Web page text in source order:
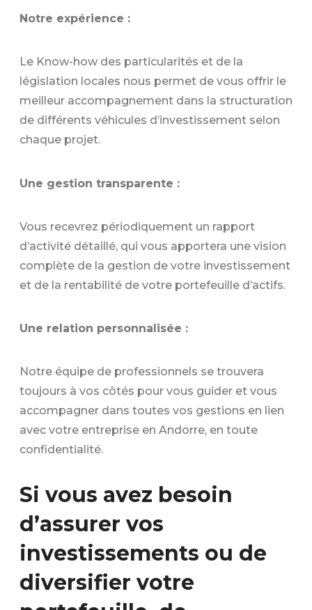
Notre expérience :
Le Know-how des particularités et de la
législation locales nous permet de vous offrir le
meilleur accompagnement dans la structuration
de différents véhicules d’investissement selon
chaque projet.
Une gestion transparente :
Vous recevrez périodiquement un rapport
d’activité détaillé, qui vous apportera une vision
complète de la gestion de votre investissement
et de la rentabilité de votre portefeuille d’actifs.
Une relation personnalisée :
Notre équipe de professionnels se trouvera
toujours à vos côtés pour vous guider et vous
accompagner dans toutes vos gestions en lien
avec votre entreprise en Andorre, en toute
confidentialité.
Si vous avez besoin
d’assurer vos
investissements ou de
diversifier votre